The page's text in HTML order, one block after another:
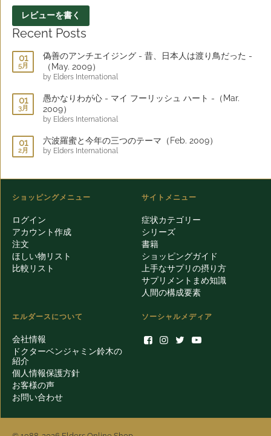
レビューを書く
Recent Posts
01
5月
偽善のアンチエイジング - 昔、日本人は渡り鳥だった -
（May. 2009）
by Elders International
01
3月
愚かなりわが心 - マイ フーリッシュ ハート -（Mar.
2009）
by Elders International
01
2月
六波羅蜜と今年の三つのテーマ（Feb. 2009）
by Elders International
ショッピングメニュー
ログイン
アカウント作成
注文
ほしい物リスト
比較リスト
サイトメニュー
症状カテゴリー
シリーズ
書籍
ショッピングガイド
上手なサプリの摂り方
サプリメントまめ知識
人間の構成要素
エルダースについて
会社情報
ドクターベンジャミン鈴木の
紹介
個人情報保護方針
お客様の声
お問い合わせ
ソーシャルメディア